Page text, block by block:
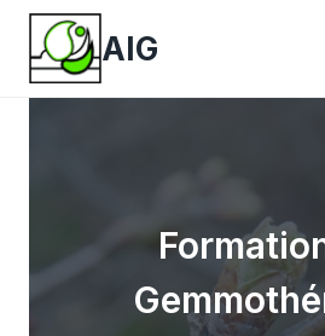
Aller
contenu
AIG